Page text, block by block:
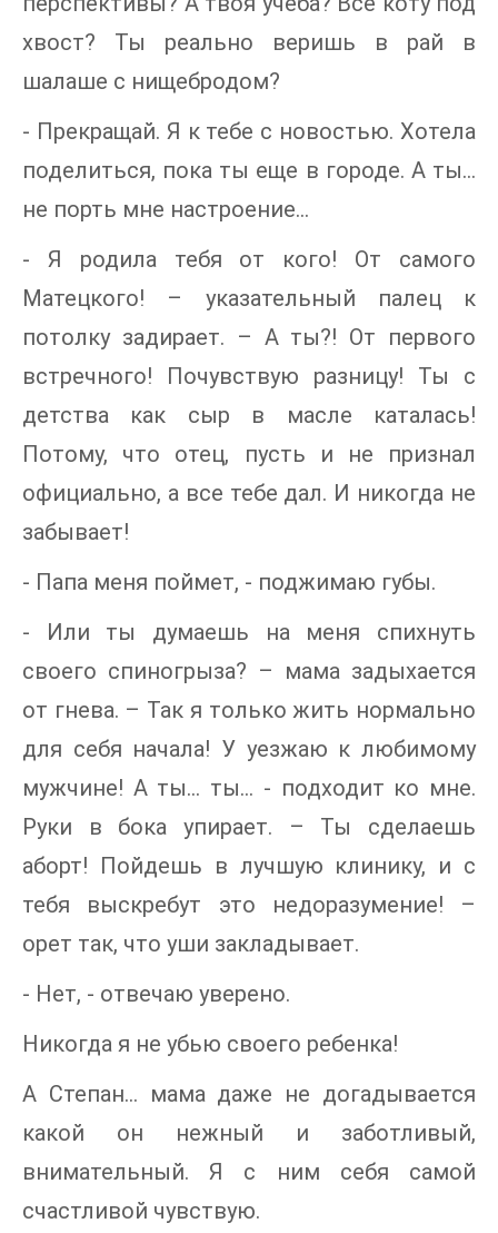
хвост? Ты реально веришь в рай в
шалаше с нищебродом?
- Прекращай. Я к тебе с новостью. Хотела
поделиться, пока ты еще в городе. А ты…
не порть мне настроение…
- Я родила тебя от кого! От самого
Матецкого! – указательный палец к
потолку задирает. – А ты?! От первого
встречного! Почувствую разницу! Ты с
детства как сыр в масле каталась!
Потому, что отец, пусть и не признал
официально, а все тебе дал. И никогда не
забывает!
- Папа меня поймет, - поджимаю губы.
- Или ты думаешь на меня спихнуть
своего спиногрыза? – мама задыхается
от гнева. – Так я только жить нормально
для себя начала! У уезжаю к любимому
мужчине! А ты… ты… - подходит ко мне.
Руки в бока упирает. – Ты сделаешь
аборт! Пойдешь в лучшую клинику, и с
тебя выскребут это недоразумение! –
орет так, что уши закладывает.
- Нет, - отвечаю уверено.
Никогда я не убью своего ребенка!
А Степан… мама даже не догадывается
какой он нежный и заботливый,
внимательный. Я с ним себя самой
счастливой чувствую.